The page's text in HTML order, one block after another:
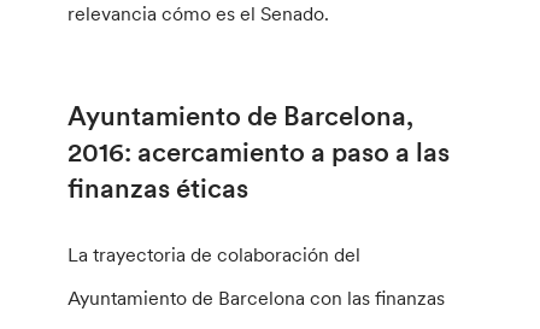
relevancia cómo es el Senado.
Ayuntamiento de Barcelona,
2016: acercamiento a paso a las
finanzas éticas
La trayectoria de colaboración del
Ayuntamiento de Barcelona con las finanzas